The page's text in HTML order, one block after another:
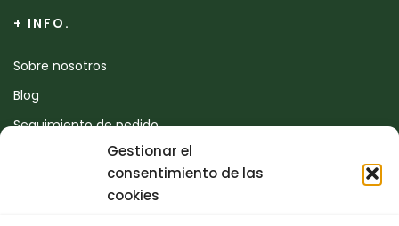
Gestionar el
consentimiento de las
cookies
+ INFO.
Sobre nosotros
Blog
Seguimiento de pedido